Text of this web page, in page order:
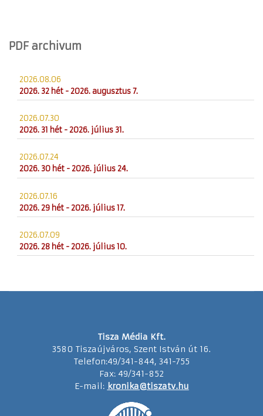
PDF archivum
2026.08.06
2026. 32 hét - 2026. augusztus 7.
2026.07.30
2026. 31 hét - 2026. július 31.
2026.07.24
2026. 30 hét - 2026. július 24.
2026.07.16
2026. 29 hét - 2026. július 17.
2026.07.09
2026. 28 hét - 2026. július 10.
Tisza Média Kft.
3580 Tiszaújváros, Szent István út 16.
Telefon:49/341-844, 341-755
Fax: 49/341-852
E-mail: kronika@tiszatv.hu